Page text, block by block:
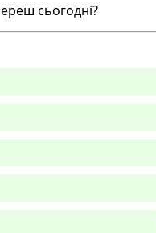
сьогодні?